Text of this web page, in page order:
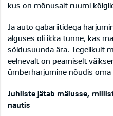
kus on mõnusalt ruumi
Ja auto gabariitidega
alguses oli ikka tunne, kas
sõidusuunda ära. Tegelikult
eelnevalt on peamiselt
ümberharjumine nõudis oma
Juhiiste jätab mälusse,
nautis